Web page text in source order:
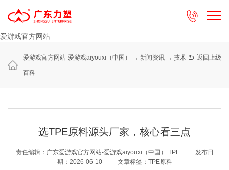
爱游戏官方网站

 返回上级
爱游戏官方网站-爱游戏aiyouxi（中国） → 新闻资讯 → 技术
百科
选TPE原料源头厂家，核心看三点
责任编辑：广东爱游戏官方网站-爱游戏aiyouxi（中国） TPE
发布日
期：2026-06-10
文章标签：TPE原料